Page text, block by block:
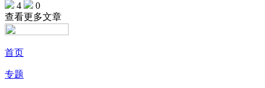
4
0
查看更多文章
首页
专题